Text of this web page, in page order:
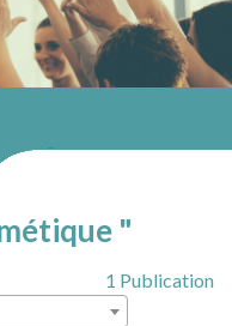
"
1 Publication